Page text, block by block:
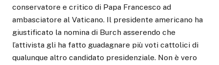
conservatore e critico di Papa Francesco ad
ambasciatore al Vaticano. Il presidente americano ha
giustificato la nomina di Burch asserendo che
l’attivista gli ha fatto guadagnare più voti cattolici di
qualunque altro candidato presidenziale. Non è vero